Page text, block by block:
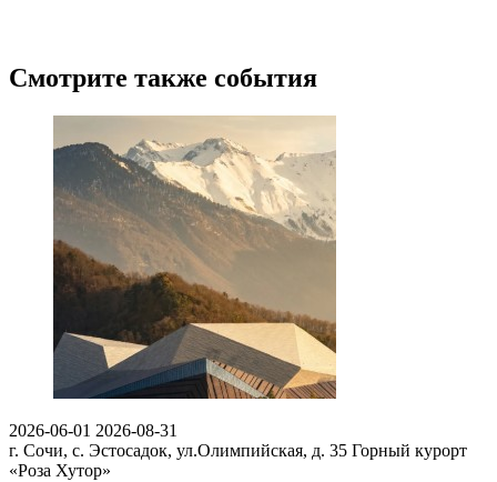
Смотрите также события
2026-06-01 2026-08-31
г. Сочи, с. Эстосадок, ул.Олимпийская, д. 35 Горный курорт
«Роза Хутор»